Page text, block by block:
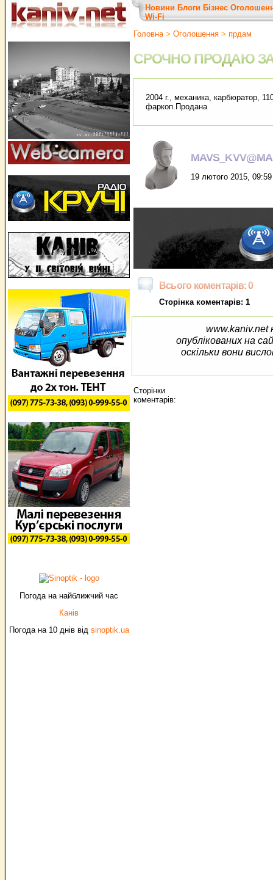
Погода на найближчий час
Канів
Погода на 10 днів від sinoptik.ua
Новини Блоги Бізнес
Wi-Fi
Головна> Оголошення > прдам
СРОЧНО ПРОДАЮ
2004 г., механика, карбюратор,
фаркоп.Продана
19 лютого 2015, 09:59
Всього коментарів: 0
Сторінка коментарів: 1
www.kaniv.net
опублікованих на
оскільки вони
Сторінки
коментарів: